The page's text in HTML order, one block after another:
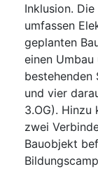
Inklusion.
umfassen
geplanten
einen Umbau
bestehenden
und vier
3.OG). Hinzu
zwei
Bauobjekt